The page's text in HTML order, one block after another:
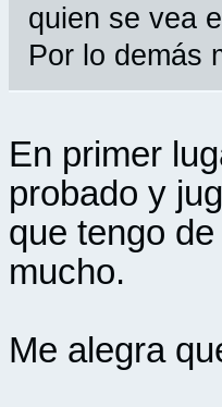
quien se vea
Por lo demás
En primer
probado y
que tengo
mucho.
Me alegra